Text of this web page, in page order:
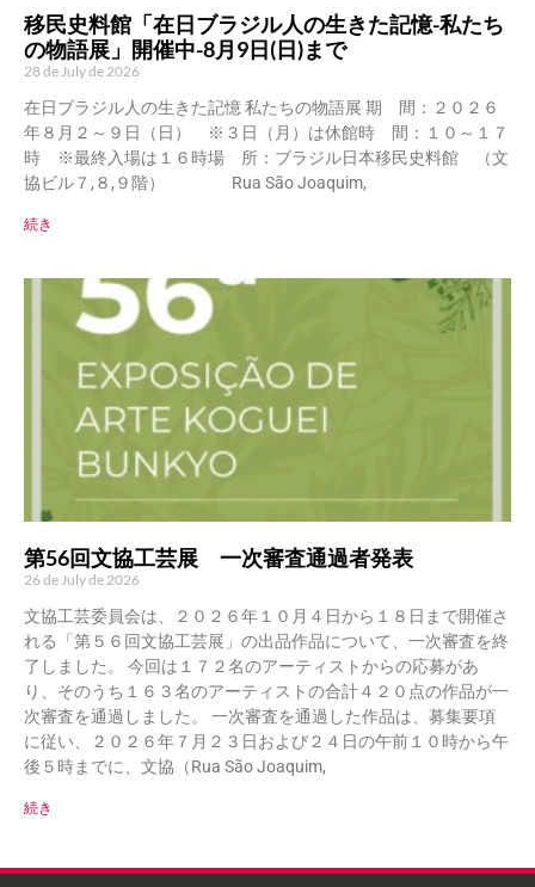
移民史料館「在日ブラジル人の生きた記憶-私たち
の物語展」開催中-8月9日(日)まで
28 de July de 2026
在日ブラジル人の生きた記憶 私たちの物語展 期 間：２０２６
年８月２～９日（日） ※３日（月）は休館時 間：１０～１７
時 ※最終入場は１６時場 所：ブラジル日本移民史料館 （文
協ビル７,８,９階） Rua São Joaquim,
続き
第56回文協工芸展 一次審査通過者発表
26 de July de 2026
文協工芸委員会は、２０２６年１０月４日から１８日まで開催さ
れる「第５６回文協工芸展」の出品作品について、一次審査を終
了しました。 今回は１７２名のアーティストからの応募があ
り、そのうち１６３名のアーティストの合計４２０点の作品が一
次審査を通過しました。 一次審査を通過した作品は、募集要項
に従い、２０２６年７月２３日および２４日の午前１０時から午
後５時までに、文協（Rua São Joaquim,
続き